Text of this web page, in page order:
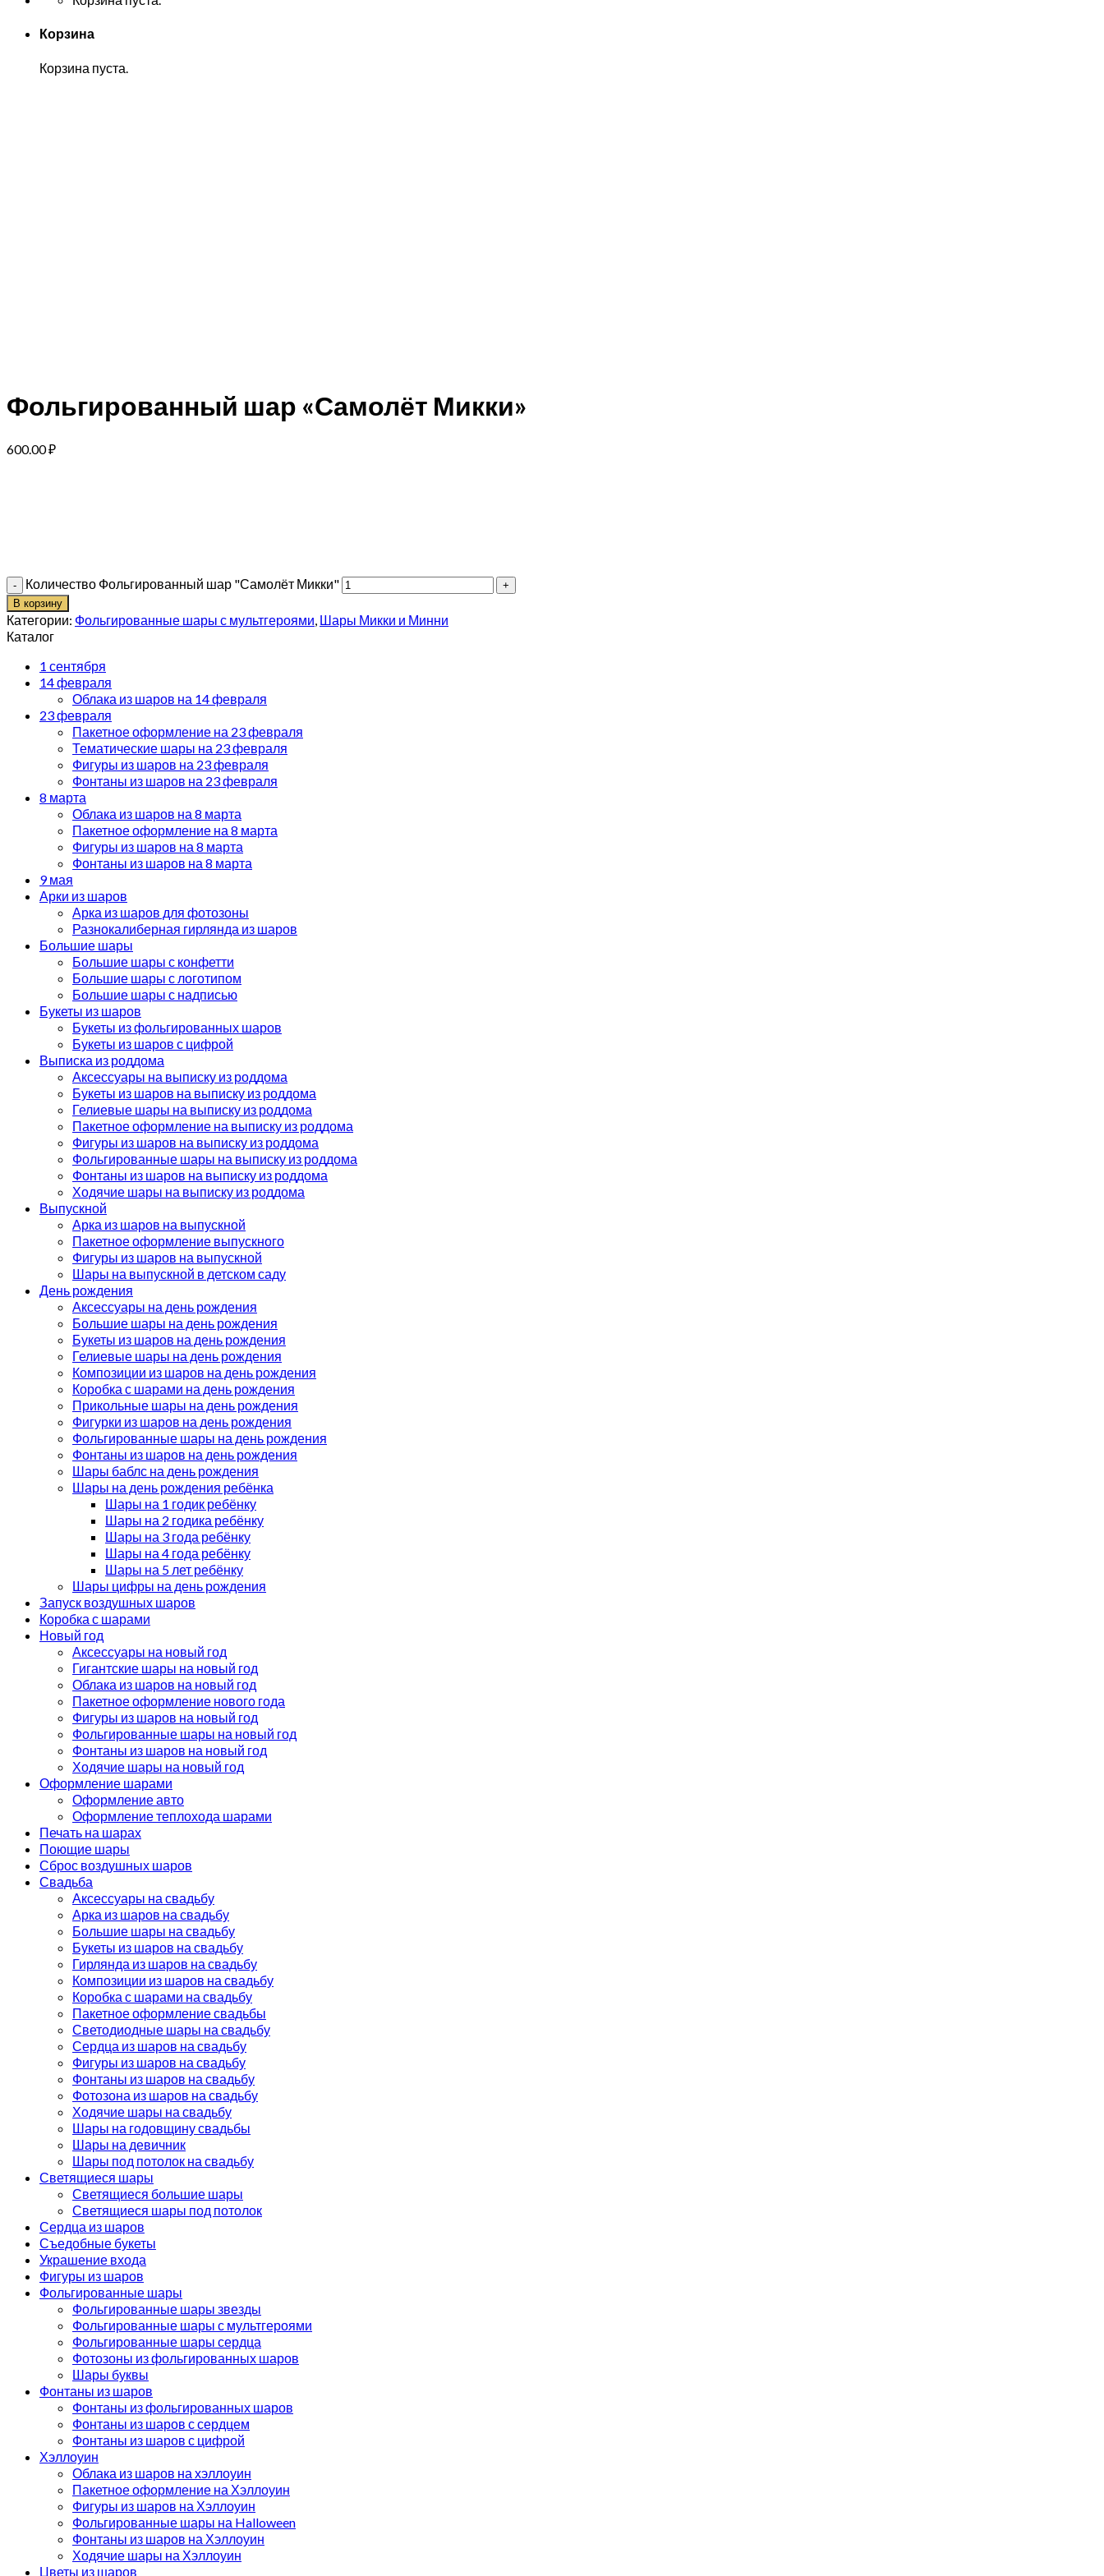
Корзина
Корзина пуста.
Фольгированный шар «Самолёт Микки»
600.00₽
Количество Фольгированный шар "Самолёт Микки"
В корзину
Категории: Фольгированные шары с мультгероями, Шары Микки и Минни
Каталог
1 сентября
14 февраля
Облака из шаров на 14 февраля
23 февраля
Пакетное оформление на 23 февраля
Тематические шары на 23 февраля
Фигуры из шаров на 23 февраля
Фонтаны из шаров на 23 февраля
8 марта
Облака из шаров на 8 марта
Пакетное оформление на 8 марта
Фигуры из шаров на 8 марта
Фонтаны из шаров на 8 марта
9 мая
Арки из шаров
Арка из шаров для фотозоны
Разнокалиберная гирлянда из шаров
Большие шары
Большие шары с конфетти
Большие шары с логотипом
Большие шары с надписью
Букеты из шаров
Букеты из фольгированных шаров
Букеты из шаров с цифрой
Выписка из роддома
Аксессуары на выписку из роддома
Букеты из шаров на выписку из роддома
Гелиевые шары на выписку из роддома
Пакетное оформление на выписку из роддома
Фигуры из шаров на выписку из роддома
Фольгированные шары на выписку из роддома
Фонтаны из шаров на выписку из роддома
Ходячие шары на выписку из роддома
Выпускной
Арка из шаров на выпускной
Пакетное оформление выпускного
Фигуры из шаров на выпускной
Шары на выпускной в детском саду
День рождения
Аксессуары на день рождения
Большие шары на день рождения
Букеты из шаров на день рождения
Гелиевые шары на день рождения
Композиции из шаров на день рождения
Коробка с шарами на день рождения
Прикольные шары на день рождения
Фигурки из шаров на день рождения
Фольгированные шары на день рождения
Фонтаны из шаров на день рождения
Шары баблс на день рождения
Шары на день рождения ребёнка
Шары на 1 годик ребёнку
Шары на 2 годика ребёнку
Шары на 3 года ребёнку
Шары на 4 года ребёнку
Шары на 5 лет ребёнку
Шары цифры на день рождения
Запуск воздушных шаров
Коробка с шарами
Новый год
Аксессуары на новый год
Гигантские шары на новый год
Облака из шаров на новый год
Пакетное оформление нового года
Фигуры из шаров на новый год
Фольгированные шары на новый год
Фонтаны из шаров на новый год
Ходячие шары на новый год
Оформление шарами
Оформление авто
Оформление теплохода шарами
Печать на шарах
Поющие шары
Сброс воздушных шаров
Свадьба
Аксессуары на свадьбу
Арка из шаров на свадьбу
Большие шары на свадьбу
Букеты из шаров на свадьбу
Гирлянда из шаров на свадьбу
Композиции из шаров на свадьбу
Коробка с шарами на свадьбу
Пакетное оформление свадьбы
Светодиодные шары на свадьбу
Сердца из шаров на свадьбу
Фигуры из шаров на свадьбу
Фонтаны из шаров на свадьбу
Фотозона из шаров на свадьбу
Ходячие шары на свадьбу
Шары на годовщину свадьбы
Шары на девичник
Шары под потолок на свадьбу
Светящиеся шары
Светящиеся большие шары
Светящиеся шары под потолок
Сердца из шаров
Съедобные букеты
Украшение входа
Фигуры из шаров
Фольгированные шары
Фольгированные шары звезды
Фольгированные шары с мультгероями
Фольгированные шары сердца
Фотозоны из фольгированных шаров
Шары буквы
Фонтаны из шаров
Фонтаны из фольгированных шаров
Фонтаны из шаров с сердцем
Фонтаны из шаров с цифрой
Хэллоуин
Облака из шаров на хэллоуин
Пакетное оформление на Хэллоуин
Фигуры из шаров на Хэллоуин
Фольгированные шары на Halloween
Фонтаны из шаров на Хэллоуин
Ходячие шары на Хэллоуин
Цветы из шаров